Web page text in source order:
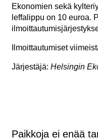
Ekonomien sekä
leffalippu on 10 euroa.
Ilmoittautumiset
Järjestäjä: Helsingin
Paikkoja ei enää